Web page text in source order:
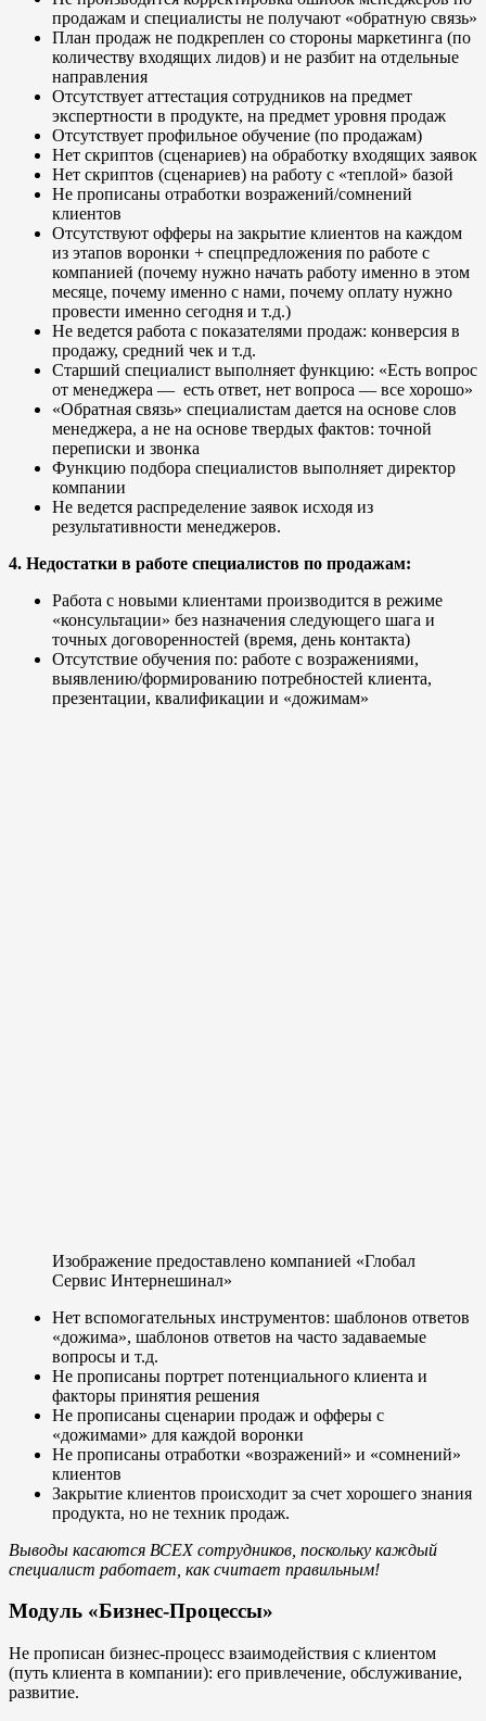
продажам и специалисты не получают «обратную связь»
План продаж не подкреплен со стороны маркетинга (по
количеству входящих лидов) и не разбит на отдельные
направления
Отсутствует аттестация сотрудников на предмет
экспертности в продукте, на предмет уровня продаж
Отсутствует профильное обучение (по продажам)
Нет скриптов (сценариев) на обработку входящих заявок
Нет скриптов (сценариев) на работу с «теплой» базой
Не прописаны отработки возражений/сомнений
клиентов
Отсутствуют офферы на закрытие клиентов на каждом
из этапов воронки + спецпредложения по работе с
компанией (почему нужно начать работу именно в этом
месяце, почему именно с нами, почему оплату нужно
провести именно сегодня и т.д.)
Не ведется работа с показателями продаж: конверсия в
продажу, средний чек и т.д.
Старший специалист выполняет функцию: «Есть вопрос
от менеджера — есть ответ, нет вопроса — все хорошо»
«Обратная связь» специалистам дается на основе слов
менеджера, а не на основе твердых фактов: точной
переписки и звонка
Функцию подбора специалистов выполняет директор
компании
Не ведется распределение заявок исходя из
результативности менеджеров.
4. Недостатки в работе специалистов по продажам:
Работа с новыми клиентами производится в режиме
«консультации» без назначения следующего шага и
точных договоренностей (время, день контакта)
Отсутствие обучения по: работе с возражениями,
выявлению/формированию потребностей клиента,
презентации, квалификации и «дожимам»
Изображение предоставлено компанией «Глобал
Сервис Интернешинал»
Нет вспомогательных инструментов: шаблонов ответов
«дожима», шаблонов ответов на часто задаваемые
вопросы и т.д.
Не прописаны портрет потенциального клиента и
факторы принятия решения
Не прописаны сценарии продаж и офферы с
«дожимами» для каждой воронки
Не прописаны отработки «возражений» и «сомнений»
клиентов
Закрытие клиентов происходит за счет хорошего знания
продукта, но не техник продаж.
Выводы касаются ВСЕХ сотрудников, поскольку каждый
специалист работает, как считает правильным!
Модуль «Бизнес-Процессы»
Не прописан бизнес-процесс взаимодействия с клиентом
(путь клиента в компании): его привлечение, обслуживание,
развитие.